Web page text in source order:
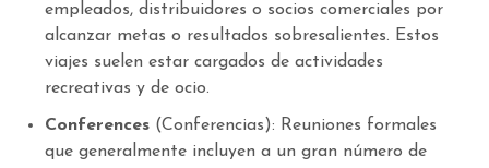
empleados, distribuidores o socios comerciales por
alcanzar metas o resultados sobresalientes. Estos
viajes suelen estar cargados de actividades
recreativas y de ocio.
Conferences(Conferencias): Reuniones formales
que generalmente incluyen a un gran número de